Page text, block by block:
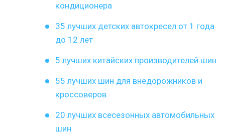
кондиционера
35 лучших детских автокресел от 1 года
до 12 лет
5 лучших китайских производителей шин
55 лучших шин для внедорожников и
кроссоверов
20 лучших всесезонных автомобильных
шин